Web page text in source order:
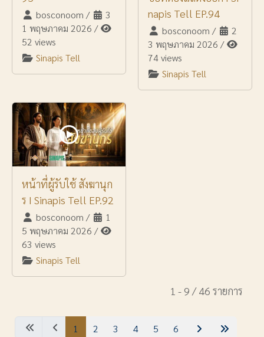
bosconoom /
3
1 พฤษภาคม 2026 /
52 views
Sinapis Tell
napis Tell EP.94
bosconoom /
2
3 พฤษภาคม 2026 /
74 views
Sinapis Tell
หน้าที่ผู้รับใช้ สังฆานุก
ร I Sinapis Tell EP.92
bosconoom /
1
5 พฤษภาคม 2026 /
63 views
Sinapis Tell
1 - 9 / 46 รายการ
1 2 3 4 5 6